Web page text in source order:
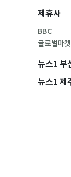
제휴사
BBC
글로벌마켓
뉴스1 부
뉴스1 제